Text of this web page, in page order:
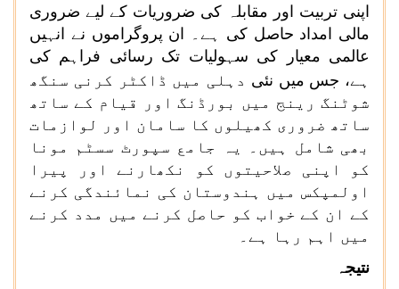
اپنی تربیت اور مقابلہ کی ضروریات کے لیے ضروری
مالی امداد حاصل کی ہے۔ ان پروگراموں نے انہیں
عالمی معیار کی سہولیات تک رسائی فراہم کی
ہے، جس میں نئی دہلی میں ڈاکٹر کرنی سنگھ
شوٹنگ رینج میں بورڈنگ اور قیام کے ساتھ
ساتھ ضروری کھیلوں کا سامان اور لوازمات
بھی شامل ہیں۔ یہ جامع سپورٹ سسٹم مونا
کو اپنی صلاحیتوں کو نکھارنے اور پیرا
اولمپکس میں ہندوستان کی نمائندگی کرنے
کے ان کے خواب کو حاصل کرنے میں مدد کرنے
میں اہم رہا ہے۔
نتیجہ